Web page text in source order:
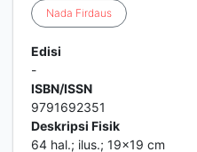
Nada Firdaus
Edisi
-
ISBN/ISSN
9791692351
Deskripsi Fisik
64 hal.; ilus.; 19x19 cm